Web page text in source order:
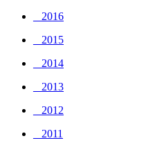
_ 2016
_ 2015
_ 2014
_ 2013
_ 2012
_ 2011